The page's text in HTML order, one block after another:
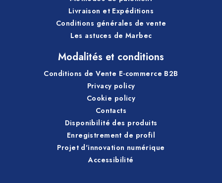
Livraison et Expéditions
Conditions générales de vente
Les astuces de Marbec
Modalités et conditions
Conditions de Vente E-commerce B2B
Privacy policy
Cookie policy
Contacts
Disponibilité des produits
Enregistrement de profil
Projet d'innovation numérique
Accessibilité